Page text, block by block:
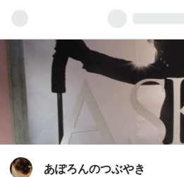
あぽろんのつぶやき